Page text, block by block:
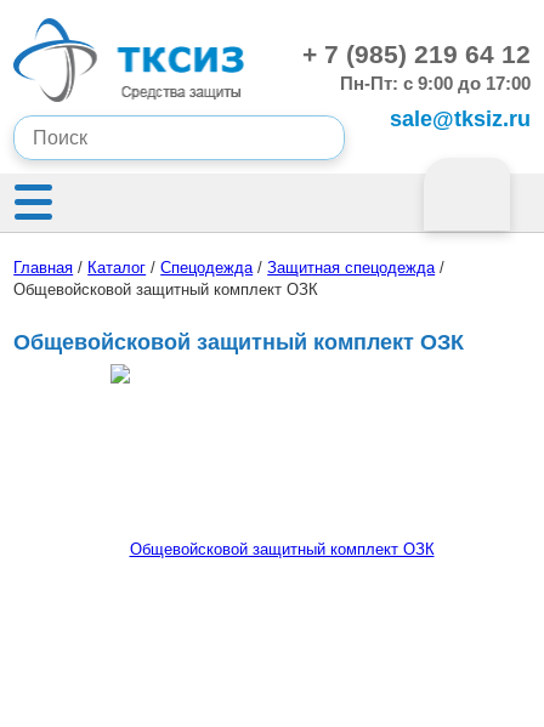
+ 7 (985) 219 64 12
Пн-Пт: с 9:00 до 17:00
sale@tksiz.ru
Главная / Каталог / Спецодежда / Защитная спецодежда /
Общевойсковой защитный комплект ОЗК
Общевойсковой защитный комплект ОЗК